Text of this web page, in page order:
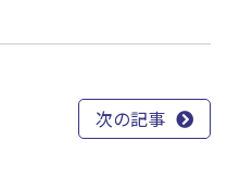
次の記事